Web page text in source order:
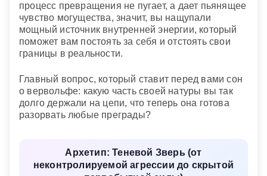
процесс превращения не пугает, а дает пьянящее
чувство могущества, значит, вы нащупали
мощный источник внутренней энергии, который
поможет вам постоять за себя и отстоять свои
границы в реальности.
Главный вопрос, который ставит перед вами сон
о вервольфе: какую часть своей натуры вы так
долго держали на цепи, что теперь она готова
разорвать любые преграды?
Архетип: Теневой Зверь (от
неконтролируемой агрессии до скрытой